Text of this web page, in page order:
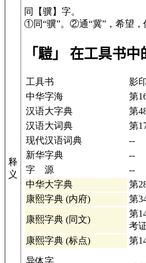
释
义
同【骥】字。
①同“骥”。②通“冀”，希望，
「𩥉」 在工具书中
工具书 影
中华字海
第
汉语大字典
第
汉语大词典
第
现代汉语词典
--
新华字典
--
字 源
--
中华大字典
第
康熙字典 (内府)
第
康熙字典 (同文)
第
考
康熙字典 (标点)
第
异体字